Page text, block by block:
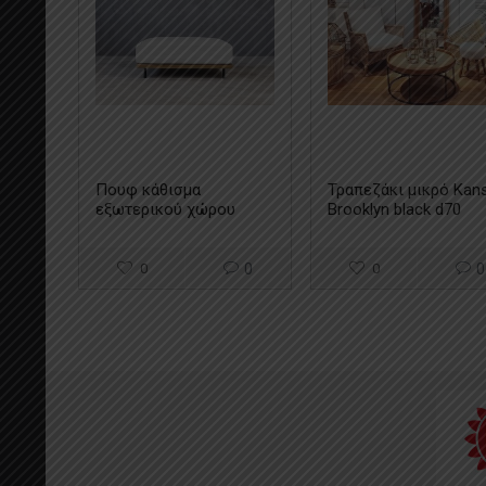
Πουφ κάθισμα
εξωτερικού χώρου
0 0
Τραπεζάκι μικρό
Brooklyn black d70
0 0